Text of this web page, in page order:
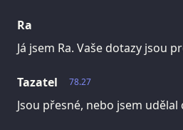
Ra
Já jsem Ra. Vaše dotazy jsou
78.27
Tazatel
Jsou přesné, nebo jsem udělal